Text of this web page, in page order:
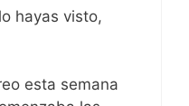
hayas visto,
esta semana